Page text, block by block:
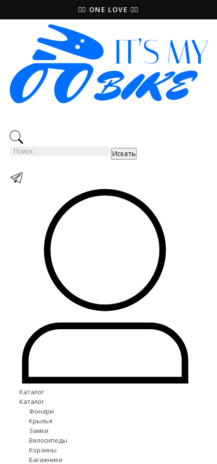
🚵‍♀️ ONE LOVE 🚴‍♀️
Искать
Каталог
Каталог
Фонари
Крылья
Замки
Велосипеды
Корзины
Багажники